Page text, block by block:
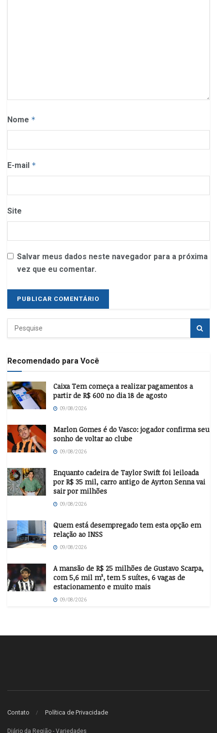
Nome *
E-mail *
Site
Salvar meus dados neste navegador para a próxima
vez que eu comentar.
Recomendado para Você
Caixa Tem começa a realizar pagamentos a
partir de R$ 600 no dia 18 de agosto
09/08/2026
Marlon Gomes é do Vasco: jogador confirma seu
sonho de voltar ao clube
09/08/2026
Enquanto cadeira de Taylor Swift foi leiloada
por R$ 35 mil, carro antigo de Ayrton Senna vai
sair por milhões
09/08/2026
Quem está desempregado tem esta opção em
relação ao INSS
09/08/2026
A mansão de R$ 25 milhões de Gustavo Scarpa,
com 5,6 mil m², tem 5 suítes, 6 vagas de
estacionamento e muito mais
09/08/2026
Contato Política de Privacidade
Diário da Região - Variedades